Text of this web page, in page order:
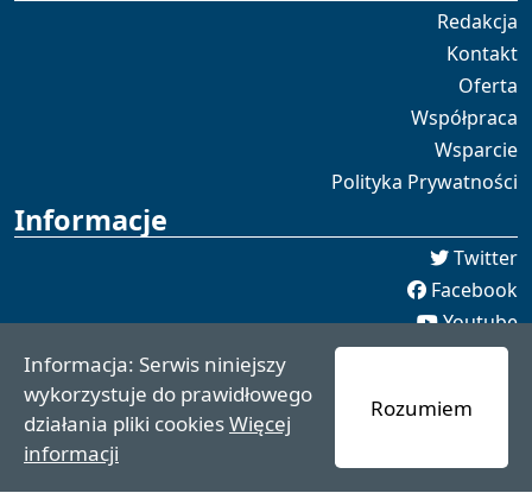
Redakcja
Kontakt
Oferta
Współpraca
Wsparcie
Polityka Prywatności
Informacje
Twitter
Facebook
Youtube
Spotify
redakcja [[]] czaswschodni.pl
czaswschodni.pl 2021 - 2025
Informacja: Serwis niniejszy
wykorzystuje do prawidłowego
działania pliki cookiesWięcej
informacji
Rozumiem